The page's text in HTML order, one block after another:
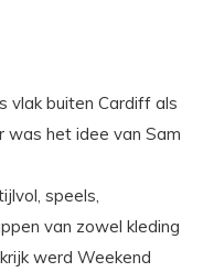
vlak buiten Cardiff als
was het idee van Sam
speels,
van zowel kleding
werd Weekend